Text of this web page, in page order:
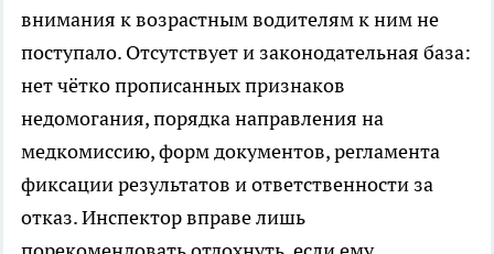
внимания к возрастным водителям к ним не
поступало. Отсутствует и законодательная база:
нет чётко прописанных признаков
недомогания, порядка направления на
медкомиссию, форм документов, регламента
фиксации результатов и ответственности за
отказ. Инспектор вправе лишь